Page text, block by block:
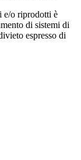
e/o riprodotti è
di sistemi di
espresso di